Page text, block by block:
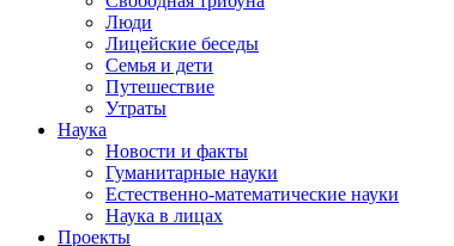
Люди
Лицейские беседы
Семья и дети
Путешествие
Утраты
Наука
Новости и факты
Гуманитарные науки
Естественно-математические науки
Наука в лицах
Проекты